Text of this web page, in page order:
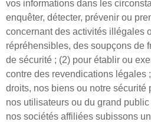
vos informations dans les
enquêter, détecter, prévenir ou
concernant des activités illégales
répréhensibles, des soupçons de
de sécurité ; (2) pour établir ou
contre des revendications légales
droits, nos biens ou notre sécurité
nos utilisateurs ou du grand public
nos sociétés affiliées subissons